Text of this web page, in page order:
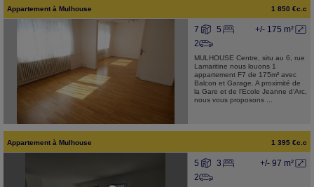
Appartement à Mulhouse 1 850 €c.c
+/- 175 m²
7
5
2
MULHOUSE Centre, situ au 6, rue
Lamaritine nous louons 1
appartement F7 de 175m² avec
Balcon et Garage. A proximité de
la Gare et de l'Ecole Jeanne d'Arc,
nous vous proposons ...
Appartement à Mulhouse 1 395 €c.c
+/- 97 m²
5
3
2